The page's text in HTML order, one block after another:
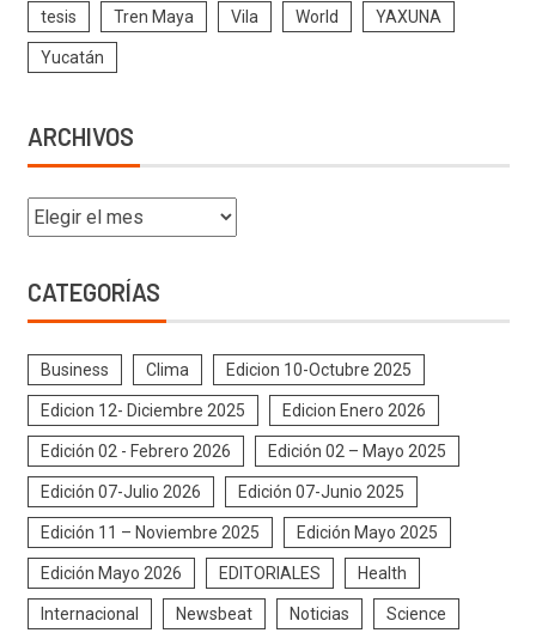
tesis Tren Maya Vila World YAXUNA
Yucatán
ARCHIVOS
CATEGORÍAS
Business Clima Edicion 10-Octubre 2025
Edicion 12- Diciembre 2025 Edicion Enero 2026
Edición 02 - Febrero 2026 Edición 02 – Mayo 2025
Edición 07-Julio 2026 Edición 07-Junio 2025
Edición 11 – Noviembre 2025 Edición Mayo 2025
Edición Mayo 2026 EDITORIALES Health
Internacional Newsbeat Noticias Science